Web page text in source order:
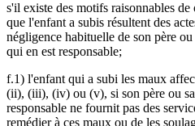
s'il existe des motifs raisonnables
que l'enfant a subis résultent des
négligence habituelle de son père
qui en est responsable;
f.1) l'enfant qui a subi les maux
(ii), (iii), (iv) ou (v), si son père ou
responsable ne fournit pas des
remédier à ces maux ou de les